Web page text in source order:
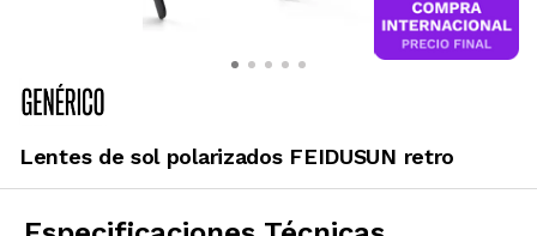
Lentes de sol polarizados FEIDUSUN retro